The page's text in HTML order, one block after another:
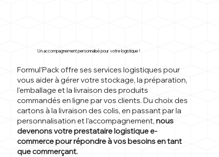
Un accompagnement personnalisé pour votre logistique !
Formul’Pack offre ses services logistiques pour
vous aider à gérer votre stockage, la préparation,
l’emballage et la livraison des produits
commandés en ligne par vos clients. Du choix des
cartons à la livraison des colis, en passant par la
personnalisation et l’accompagnement, nous
devenons votre prestataire logistique e-
commerce pour répondre à vos besoins en tant
que commerçant.